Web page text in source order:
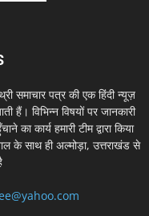
पत्र की एक हिंदी न्यूज़
हैं। विभिन्न विषयों पर जानकारी
कार्य हमारी टीम द्वारा किया
के साथ ही अल्मोड़ा, उत्तराखंड से